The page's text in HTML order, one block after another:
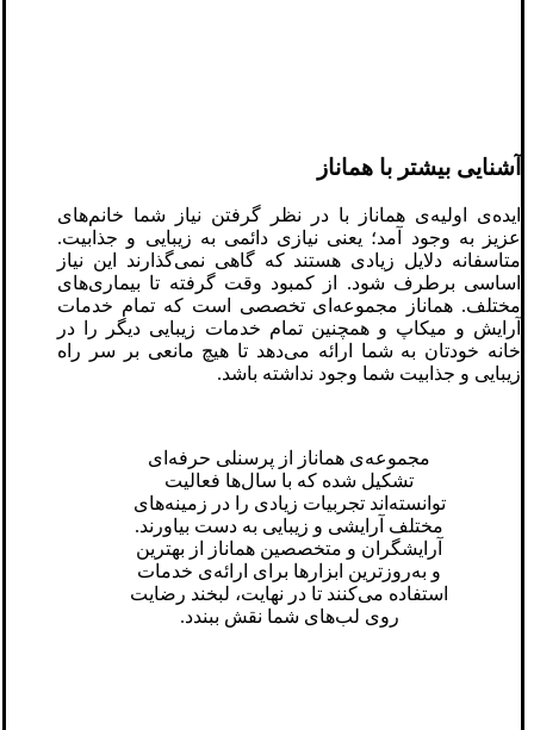
آشنایی بیشتر با هماناز
ایده‌ی اولیه‌ی هماناز با در نظر گرفتن نیاز شما خانم‌های
عزیز به وجود آمد؛ یعنی نیازی دائمی به زیبایی و جذابیت.
متاسفانه دلایل زیادی هستند که گاهی نمی‌گذارند این نیاز
اساسی برطرف شود. از کمبود وقت گرفته تا بیماری‌های
مختلف. هماناز مجموعه‌ای تخصصی است که تمام خدمات
آرایش و میکاپ و همچنین تمام خدمات زیبایی دیگر را در
خانه خودتان به شما ارائه می‌دهد تا هیچ مانعی بر سر راه
زیبایی و جذابیت شما وجود نداشته باشد.
مجموعه‌ی هماناز از پرسنلی حرفه‌ای
تشکیل شده که با سال‌ها فعالیت
توانسته‌اند تجربیات زیادی را در زمینه‌های
مختلف آرایشی و زیبایی به دست بیاورند.
آرایشگران و متخصصین هماناز از بهترین
و به‌روزترین ابزارها برای ارائه‌ی خدمات
استفاده می‌کنند تا در نهایت، لبخند رضایت
روی لب‌های‌ شما نقش ببندد.